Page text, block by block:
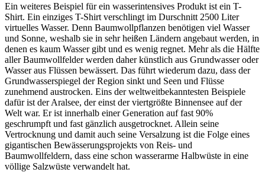
Ein weiteres Beispiel für ein wasserintensives Produkt ist ein T-
Shirt. Ein einziges T-Shirt verschlingt im Durschnitt 2500 Liter
virtuelles Wasser. Denn Baumwollpflanzen benötigen viel Wasser
und Sonne, weshalb sie in sehr heißen Ländern angebaut werden, in
denen es kaum Wasser gibt und es wenig regnet. Mehr als die Hälfte
aller Baumwollfelder werden daher künstlich aus Grundwasser oder
Wasser aus Flüssen bewässert. Das führt wiederum dazu, dass der
Grundwasserspiegel der Region sinkt und Seen und Flüsse
zunehmend austrocken. Eins der weltweitbekanntesten Beispiele
dafür ist der Aralsee, der einst der viertgrößte Binnensee auf der
Welt war. Er ist innerhalb einer Generation auf fast 90%
geschrumpft und fast gänzlich ausgetrocknet. Allein seine
Vertrocknung und damit auch seine Versalzung ist die Folge eines
gigantischen Bewässerungsprojekts von Reis- und
Baumwollfeldern, dass eine schon wasserarme Halbwüste in eine
völlige Salzwüste verwandelt hat.